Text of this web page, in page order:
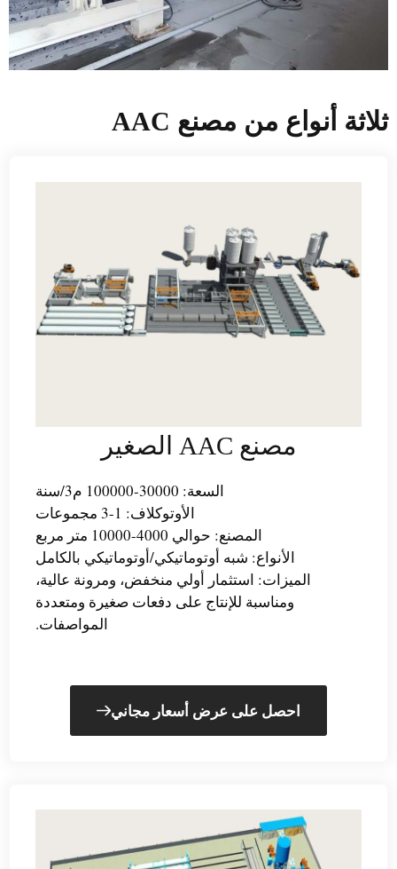
ثلاثة أنواع من مصنع AAC
مصنع AAC الصغير
السعة: 30000-100000 م3/سنة
الأوتوكلاف: 1-3 مجموعات
المصنع: حوالي 4000-10000 متر مربع
الأنواع: شبه أوتوماتيكي/أوتوماتيكي بالكامل
الميزات: استثمار أولي منخفض، ومرونة عالية،
ومناسبة للإنتاج على دفعات صغيرة ومتعددة
المواصفات.
احصل على عرض أسعار مجاني